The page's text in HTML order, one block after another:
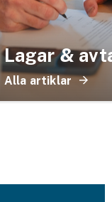
Lagar &
Alla artiklar